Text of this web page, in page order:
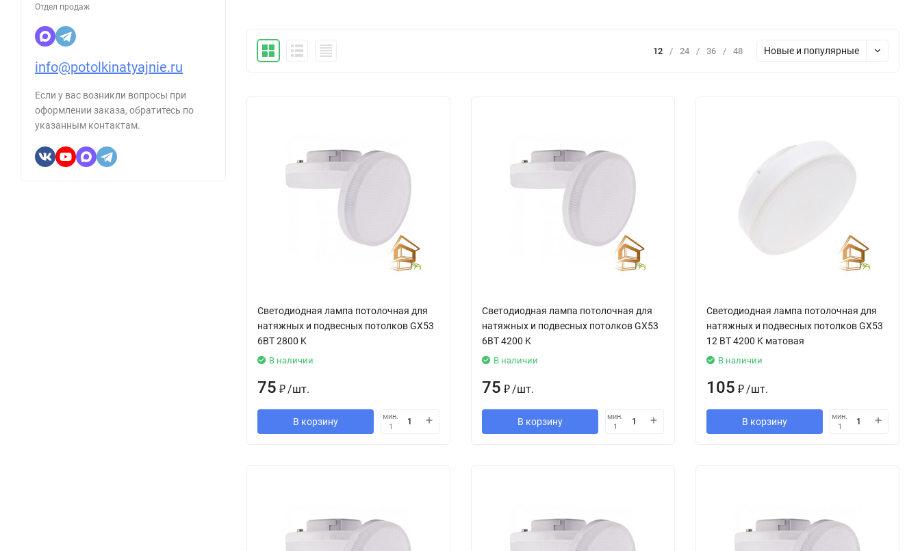
Отдел продаж
info@potolkinatyajnie.ru
Если у вас возникли вопросы при
оформлении заказа, обратитесь по
указанным контактам.
12 / 24 / 36 / 48 Новые и популярные
Светодиодная лампа потолочная для
натяжных и подвесных потолков GX53
6ВТ 2800 K
В наличии
75 ₽/шт.
В корзину
мин.
1
Светодиодная лампа потолочная для
натяжных и подвесных потолков GX53
6ВТ 4200 K
В наличии
75 ₽/шт.
В корзину
мин.
1
Светодиодная лампа потолочная для
натяжных и подвесных потолков GX53
12 ВТ 4200 K матовая
В наличии
105 ₽/шт.
В корзину
мин.
1